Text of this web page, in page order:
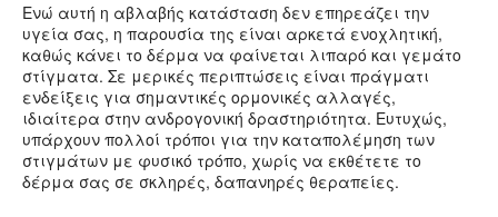
Ενώ αυτή η αβλαβής κατάσταση δεν επηρεάζει την
υγεία σας, η παρουσία της είναι αρκετά ενοχλητική,
καθώς κάνει το δέρμα να φαίνεται λιπαρό και γεμάτο
στίγματα. Σε μερικές περιπτώσεις είναι πράγματι
ενδείξεις για σημαντικές ορμονικές αλλαγές,
ιδιαίτερα στην ανδρογονική δραστηριότητα. Ευτυχώς,
υπάρχουν πολλοί τρόποι για την καταπολέμηση των
στιγμάτων με φυσικό τρόπο, χωρίς να εκθέτετε το
δέρμα σας σε σκληρές, δαπανηρές θεραπείες.